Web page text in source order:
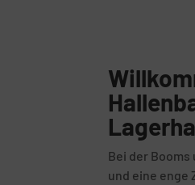
Bei der Booms
und eine enge